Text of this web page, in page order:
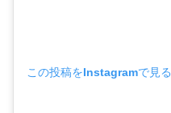
この投稿をInstagramで見る